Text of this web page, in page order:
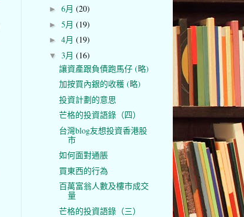
► 6月 (20)
► 5月 (19)
► 4月 (19)
▼ 3月 (16)
讓資產跟負債跑馬仔 (略)
加按買內銀的收穫 (略)
投資計劃的意思
芒格的投資語錄（四）
台灣blog友想投資香港股
市
如何面對通脹
買東西的行為
百萬富翁人數及樓市成交
量
芒格的投資語錄（三）